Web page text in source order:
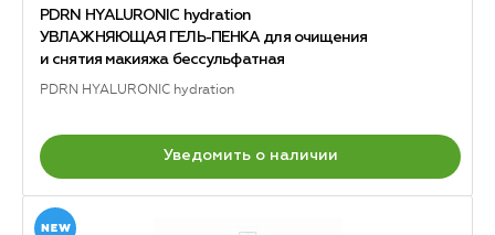
PDRN HYALURONIC hydration
УВЛАЖНЯЮЩАЯ ГЕЛЬ-ПЕНКА для очищения
и снятия макияжа бессульфатная
PDRN HYALURONIC hydration
Уведомить о наличии